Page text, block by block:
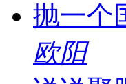
抛一个
欧阳